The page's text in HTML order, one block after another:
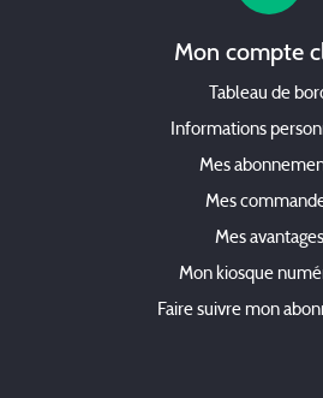
Mon compte
Tableau de
Informations
Mes
Mes
Mes avantages
Mon kiosque
Faire suivre mon